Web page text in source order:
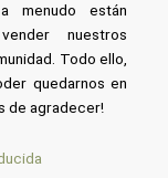
menudo están
nuestros
Todo ello,
quedarnos en
de agradecer!